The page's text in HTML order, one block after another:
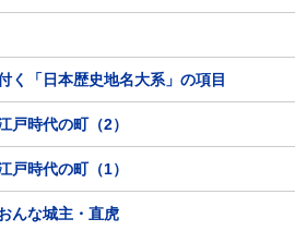
「日本歴史地名大系」の項目
時代の町（2）
時代の町（1）
な城主・直虎